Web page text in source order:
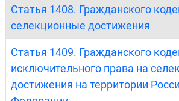
Статья 1408. Гражданского
селекционные достижения
Статья 1409. Гражданского
исключительного права на
достижения на территории